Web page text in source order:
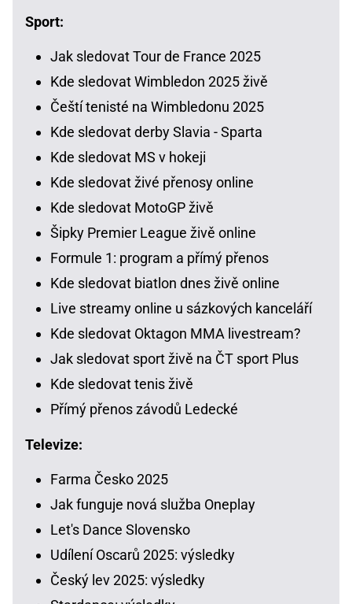
Sport:
Jak sledovat Tour de France 2025
Kde sledovat Wimbledon 2025 živě
Čeští tenisté na Wimbledonu 2025
Kde sledovat derby Slavia - Sparta
Kde sledovat MS v hokeji
Kde sledovat živé přenosy online
Kde sledovat MotoGP živě
Šipky Premier League živě online
Formule 1: program a přímý přenos
Kde sledovat biatlon dnes živě online
Live streamy online u sázkových kanceláří
Kde sledovat Oktagon MMA livestream?
Jak sledovat sport živě na ČT sport Plus
Kde sledovat tenis živě
Přímý přenos závodů Ledecké
Televize:
Farma Česko 2025
Jak funguje nová služba Oneplay
Let's Dance Slovensko
Udílení Oscarů 2025: výsledky
Český lev 2025: výsledky